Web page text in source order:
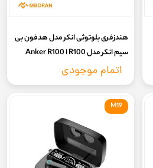
هندزفری بلوتوثی انکر مدل هدفون بی
سیم انکر مدل R100 ا Anker R100
wireless earbuds Soundcore
اتمام موجودی
M19